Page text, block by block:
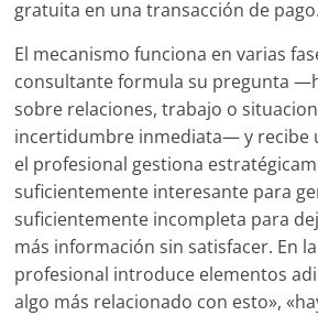
gratuita en una transacción de pago.
El mecanismo funciona en varias
consultante formula su pregunta
sobre relaciones, trabajo o
incertidumbre inmediata— y recibe
el profesional gestiona
suficientemente interesante para
suficientemente incompleta para
más información sin satisfacer. En
profesional introduce elementos
algo más relacionado con esto»,